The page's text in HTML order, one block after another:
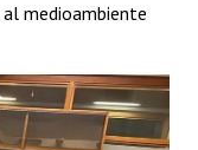
medioambiente